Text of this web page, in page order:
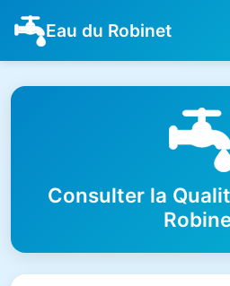
Eau du Robinet
Consulter la